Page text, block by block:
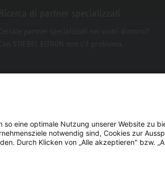
eine optimale Nutzung unserer Website zu
notwendig sind, Cookies zur
Durch Klicken von „Alle akzeptieren" bzw.